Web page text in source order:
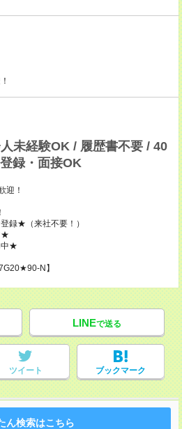
未経験OK / 履歴書不要 / 40
録・面接OK
迎！
録★（来社不要！）
★
中★
N】
LINEで送る
ツイート ブックマーク
ん検索はこちら